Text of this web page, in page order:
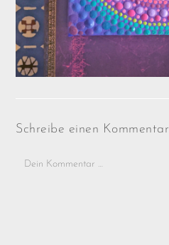
Schreibe einen Kommentar